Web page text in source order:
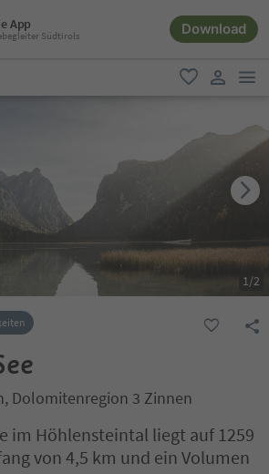
App
Südtirols Download
favorit
1/2
Dolomitenregion 3 Zinnen
im Höhlensteintal liegt auf 1259
von 4,5 km und ein Volumen